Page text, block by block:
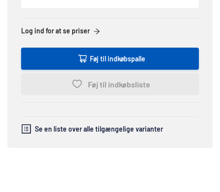
Log ind for at se priser
Føj til indkøbspalle
Føj til indkøbsliste
Se en liste over alle tilgængelige varianter